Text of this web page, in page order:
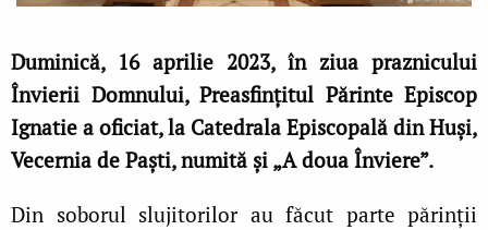
Duminică, 16 aprilie 2023, în ziua praznicului
Învierii Domnului, Preasfinţitul Părinte Episcop
Ignatie a oficiat, la Catedrala Episcopală din Huşi,
Vecernia de Paști, numită și „A doua Înviere”.
Din soborul slujitorilor au făcut parte părinții